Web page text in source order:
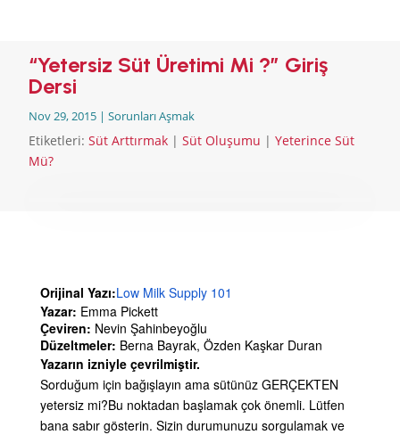
EMZİRMEYİ
BAŞLAMAK
EMZİRME
HAFTASI 2026
AFET & ACİL
DURUM
BABYWEARING
Kitap:
EMZİRME
SANATI
“Yetersiz Süt Üretimi Mi ?” Giriş
Dersi
Nov 29, 2015 |Sorunları Aşmak
Etiketleri:Süt Arttırmak |Süt Oluşumu |Yeterince Süt
Mü?
Orijinal Yazı:Low Milk Supply 101
Yazar: Emma Pickett
Çeviren: Nevin Şahinbeyoğlu
Düzeltmeler: Berna Bayrak, Özden Kaşkar Duran
Yazarın izniyle çevrilmiştir.
Sorduğum için bağışlayın ama sütünüz GERÇEKTEN
yetersiz mi?Bu noktadan başlamak çok önemli. Lütfen
bana sabır gösterin. Sizin durumunuzu sorgulamak ve